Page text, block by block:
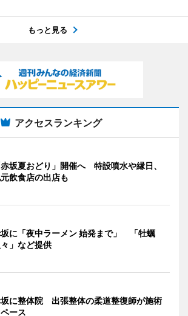
もっと見る
アクセスランキング
赤坂夏おどり」開催へ 特設噴水や縁日、
飲食店の出店も
に「夜中ラーメン 始発まで」 「牡蠣
」など提供
に整体院 出張整体の柔道整復師が施術
ース